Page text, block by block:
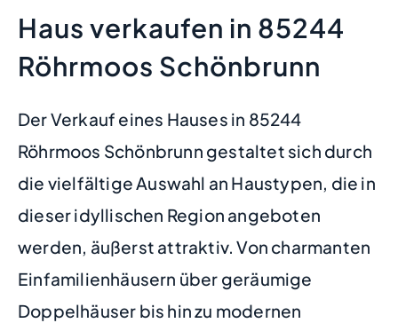
Haus verkaufen in 85244
Röhrmoos Schönbrunn
Der Verkauf eines Hauses in 85244
Röhrmoos Schönbrunn gestaltet sich durch
die vielfältige Auswahl an Haustypen, die in
dieser idyllischen Region angeboten
werden, äußerst attraktiv. Von charmanten
Einfamilienhäusern über geräumige
Doppelhäuser bis hin zu modernen